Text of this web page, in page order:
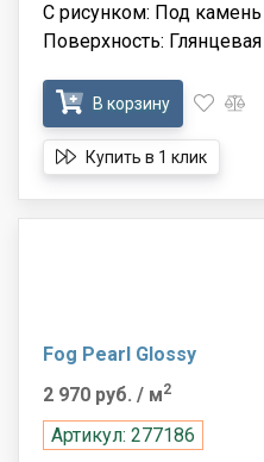
С рисунком: Под камень
Поверхность:
В корзину
Купить в 1 клик
Fog Pearl Glossy
2 970 руб. / м2
Артикул: 277186